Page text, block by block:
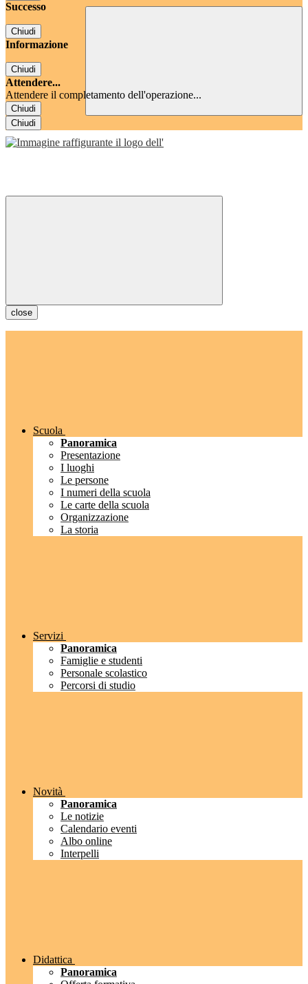
Successo
Chiudi
Informazione
Chiudi
Attendere...
Attendere il completamento dell'operazione...
Chiudi
Chiudi
close
Scuola
Panoramica
Presentazione
I luoghi
Le persone
I numeri della scuola
Le carte della scuola
Organizzazione
La storia
Servizi
Panoramica
Famiglie e studenti
Personale scolastico
Percorsi di studio
Novità
Panoramica
Le notizie
Calendario eventi
Albo online
Interpelli
Didattica
Panoramica